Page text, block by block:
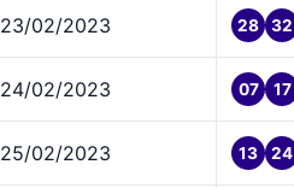
23/02/2023 28 32
24/02/2023 07 17
25/02/2023 13 24